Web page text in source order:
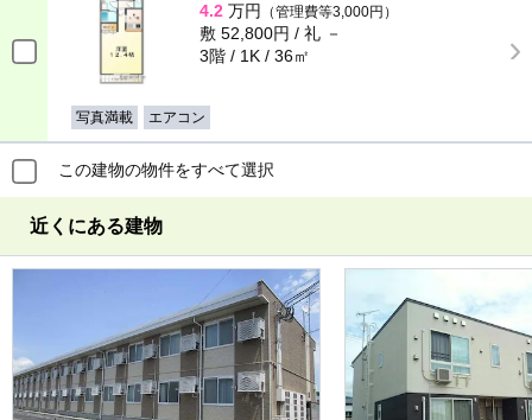
4.2 万円 （管理費等3,000円）
敷 52,800円 / 礼 －
3階 / 1K / 36㎡
写真満載 エアコン
この建物の物件をすべて選択
近くにある建物